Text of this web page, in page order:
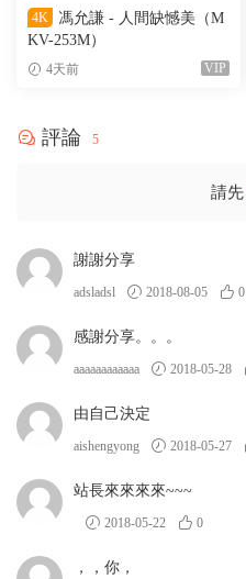
4K
馮允謙 - 人間缺憾美（M
KV-253M）
4天前 VIP
評論 5
請先
謝謝分享
adsladsl 2018-08-05 0
感謝分享。。。
aaaaaaaaaaaa 2018-05-28
由自己決定
aishengyong 2018-05-27
站長來來來來~~~
2018-05-22 0
，，你，